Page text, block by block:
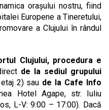
orașului nostru, fiind
Europene a Tineretului,
a Clujului în rândul
Clujului, procedura e
de la sediul grupului
2) sau de la Cafe Info
Hotel Agape, str. Iuliu
L-V: 9:00 – 17:00). Dacă